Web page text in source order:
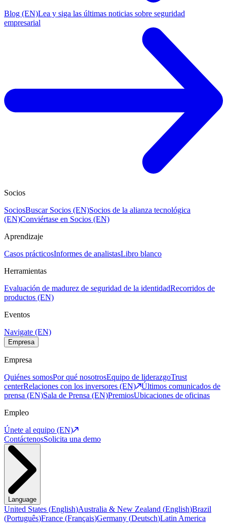
Blog (EN)Lea y siga las últimas noticias sobre seguridad
empresarial
Socios
SociosBuscar Socios (EN)Socios de la alianza tecnológica
(EN)Conviértase en Socios (EN)
Aprendizaje
Casos prácticosInformes de analistasLibro blanco
Herramientas
Evaluación de madurez de seguridad de la identidadRecorridos de
productos (EN)
Eventos
Navigate (EN)
Empresa
Empresa
Quiénes somosPor qué nosotrosEquipo de liderazgoTrust
centerRelaciones con los inversores (EN)
Últimos comunicados de
prensa (EN)Sala de Prensa (EN)PremiosUbicaciones de oficinas
Empleo
Únete al equipo (EN)
ContáctenosSolicita una demo
Language
United States (English)Australia & New Zealand (English)Brazil
(Português)France (Français)Germany (Deutsch)Latin America